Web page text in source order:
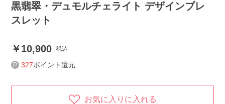
黒翡翠・デュモルチェライト デザインブレ
スレット
10,900 税込
327ポイント還元
お気に入りに入れる